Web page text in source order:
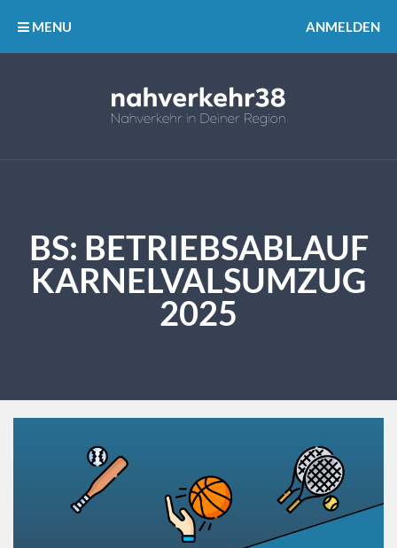
MENU ANMELDEN
BS: BETRIEBSABLAUF
KARNELVALSUMZUG
2025